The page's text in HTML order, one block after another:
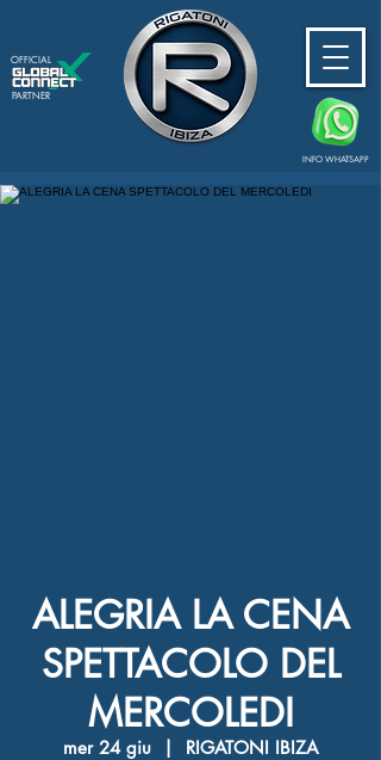
PARTNER
OFFICIAL
INFO WHATSAPP
ALEGRIA LA CENA
SPETTACOLO DEL
MERCOLEDI
mer 24 giu
  |
RIGATONI IBIZA